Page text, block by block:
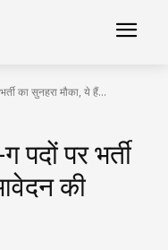
का सुनहरा मौका, ये हैं...
पर भर्ती
की